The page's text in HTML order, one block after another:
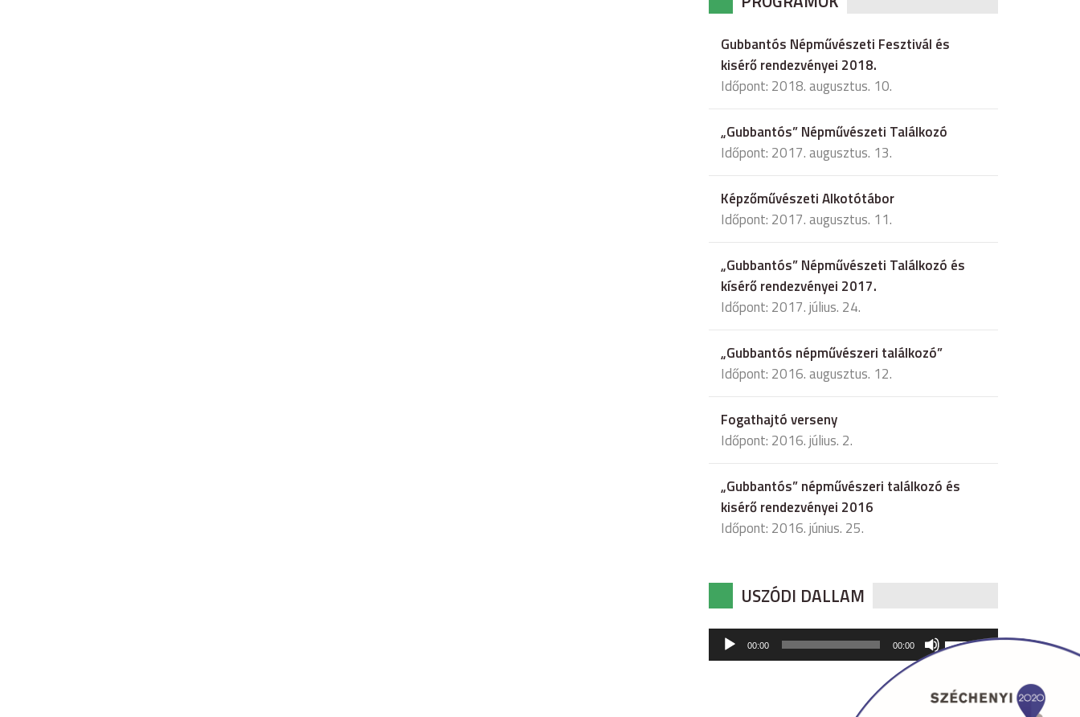
Gubbantós Népművészeti Fesztivál és
kisérő rendezvényei 2018.
Időpont: 2018. augusztus. 10.
„Gubbantós” Népművészeti Találkozó
Időpont: 2017. augusztus. 13.
Képzőművészeti Alkotótábor
Időpont: 2017. augusztus. 11.
„Gubbantós” Népművészeti Találkozó és
kísérő rendezvényei 2017.
Időpont: 2017. július. 24.
„Gubbantós népművészeri találkozó”
Időpont: 2016. augusztus. 12.
Fogathajtó verseny
Időpont: 2016. július. 2.
„Gubbantós” népművészeri találkozó és
kisérő rendezvényei 2016
Időpont: 2016. június. 25.
USZÓDI DALLAM
Audió
lejátszó
00:00 00:00
hangerő
csökkentéséhez